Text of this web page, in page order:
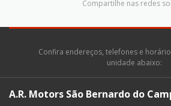
Compartilhe nas redes
Confira endereços, telefones e
unidade abaixo:
A.R. Motors São Bernardo do